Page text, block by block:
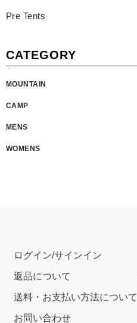
Pre Tents
CATEGORY
MOUNTAIN
CAMP
MENS
WOMENS
ログイン/サインイン
返品について
送料・お支払い方法について
お問い合わせ